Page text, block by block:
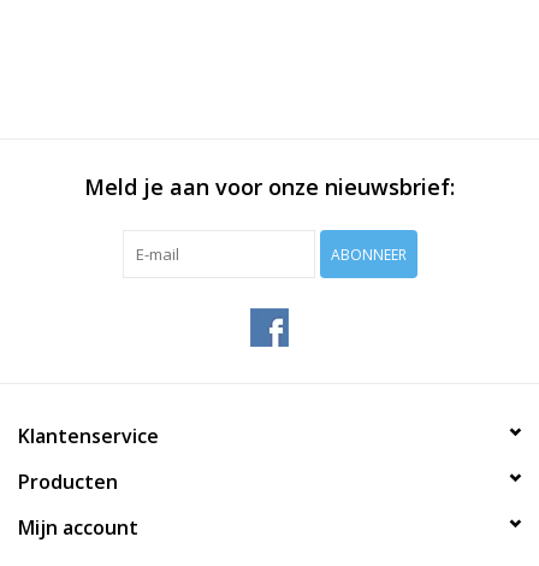
Meld je aan voor onze nieuwsbrief:
ABONNEER
Klantenservice
Producten
Mijn account